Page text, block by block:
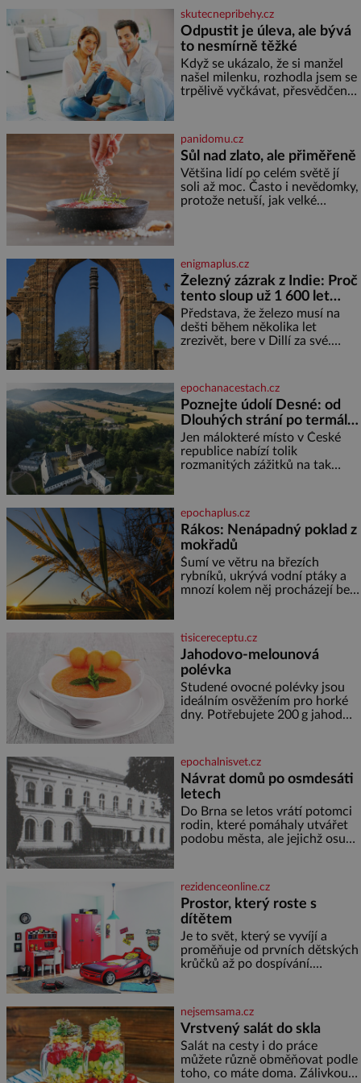
skutecnepribehy.cz
Odpustit je úleva, ale bývá
to nesmírně těžké
Když se ukázalo, že si manžel
našel milenku, rozhodla jsem se
trpělivě vyčkávat, přesvědčena,
nejtěžších věcí na světě. Ale
každý, kdo s tím má nějaké
zkušenosti, se zapřísahá, že
pokud odpustíte, znatelně se
vám uleví. Když se ke mně
doneslo, že si manžel pořídil
panidomu.cz
Sůl nad zlato, ale přiměřeně
Většina lidí po celém světě jí
soli až moc. Často i nevědomky,
protože netuší, jak velké
ani ne třetinovém množství, než
je pro většinu populace běžné.
Její základní složky– sodík a
chlór – jsou zásadní pro
správné hospodaření
enigmaplus.cz
Železný zázrak z Indie: Proč
tento sloup už 1 600 let
nezná rez?
Představa, že železo musí na
dešti během několika let
zrezivět, bere v Dillí za své.
železný sloup, který už přibližně
1 600 let odolává počasí
epochanacestach.cz
Poznejte údolí Desné: od
Dlouhých strání po termální
prameny
Jen málokteré místo v České
republice nabízí tolik
rozmanitých zážitků na tak
jediného dne můžete
nahlédnout do útrob jedné z
nejvýznamnějších vodních
elektráren v Evropě, vydat se na
horské hřebeny, projet se na
koloběžce a den zakončit
poznáváním památek ve
epochaplus.cz
Rákos: Nenápadný poklad z
mokřadů
Šumí ve větru na březích
rybníků, ukrývá vodní ptáky a
mnozí kolem něj procházejí bez
lodě, zapisovat první texty a
inspiroval řadu pověstí. Tato
skromná, ale užitečná rostlina
provází člověka už tisíce let.
Většina lidí vnímá rákos jen jako
obyčejnou kulisu letního
koupání. Stačí se však podívat
tisicereceptu.cz
Jahodovo-melounová
polévka
Studené ovocné polévky jsou
ideálním osvěžením pro horké
dny. Potřebujete 200 g jahod
cukru krystal 1 lžíci medu 200 g
zakysané sm
epochalnisvet.cz
Návrat domů po osmdesáti
letech
Do Brna se letos vrátí potomci
rodin, které pomáhaly utvářet
podobu města, ale jejichž osudy
Placzek, Löw-Beer, Fuhrmann,
Kohn a Stiassni se stanou
jednou z hlavních
dramaturgických linií festivalu
židovské kultury ŠTETL FEST
2026. Některé návraty nejsou
jednoduché. Místa, která si
rezidenceonline.cz
Prostor, který roste s
dítětem
Je to svět, který se vyvíjí a
proměňuje od prvních dětských
krůčků až po dospívání.
soustředění i odpočinek a
reaguje na každou etapu života
a specifické potřeby dítěte. Pro
nejmenší je klíčová
jednoduchost, měkkost a
bezpečí, proto by pokoj
nejsemsama.cz
Vrstvený salát do skla
Salát na cesty i do práce
můžete různě obměňovat podle
toho, co máte doma. Zálivkou